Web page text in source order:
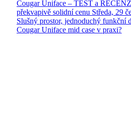
Cougar Uniface – TEST a
překvapivě solidní cenu Středa, 29
Slušný prostor, jednoduchý funkční
Cougar Uniface mid case v praxi?